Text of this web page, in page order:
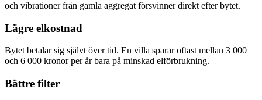
och vibrationer från gamla aggregat försvinner direkt efter bytet.
Lägre elkostnad
Bytet betalar sig självt över tid. En villa sparar oftast mellan 3 000
och 6 000 kronor per år bara på minskad elförbrukning.
Bättre filter